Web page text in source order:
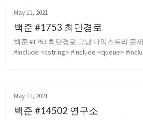
May 11, 2021
백준 #1753 최단경로
백준 #1753 최단경로 그냥 다익스트라 문
#include <cstring> #include <queue>
May 11, 2021
백준 #14502 연구소